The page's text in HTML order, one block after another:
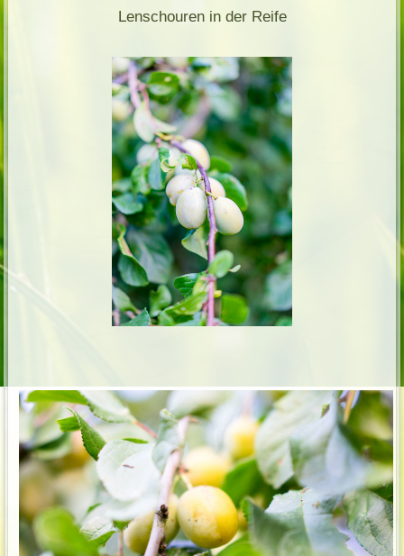
Lenschouren in der Reife